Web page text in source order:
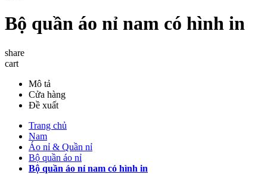
Bộ quần áo nỉ nam có hình in
share
cart
Mô tả
Cửa hàng
Đề xuất
Trang chủ
Nam
Áo nỉ & Quần nỉ
Bộ quần áo nỉ
Bộ quần áo nỉ nam có hình in